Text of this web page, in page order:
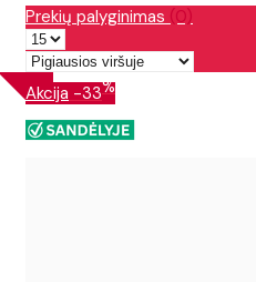
Prekių palyginimas (0)
Akcija -33%